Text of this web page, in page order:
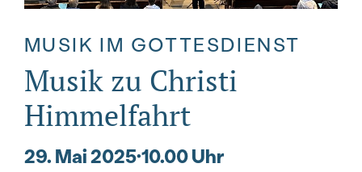
MUSIK IM GOTTESDIENST
Musik zu Christi
Himmelfahrt
29. Mai 2025·10.00 Uhr